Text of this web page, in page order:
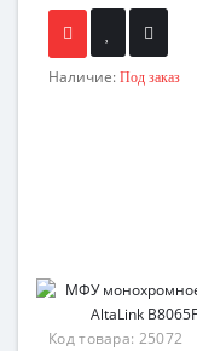
Наличие: Под заказ
Код товара: 25072